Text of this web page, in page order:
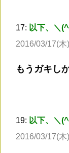
17: 以下、＼
2016/03/17(
もうガキし
19: 以下、＼
2016/03/17(